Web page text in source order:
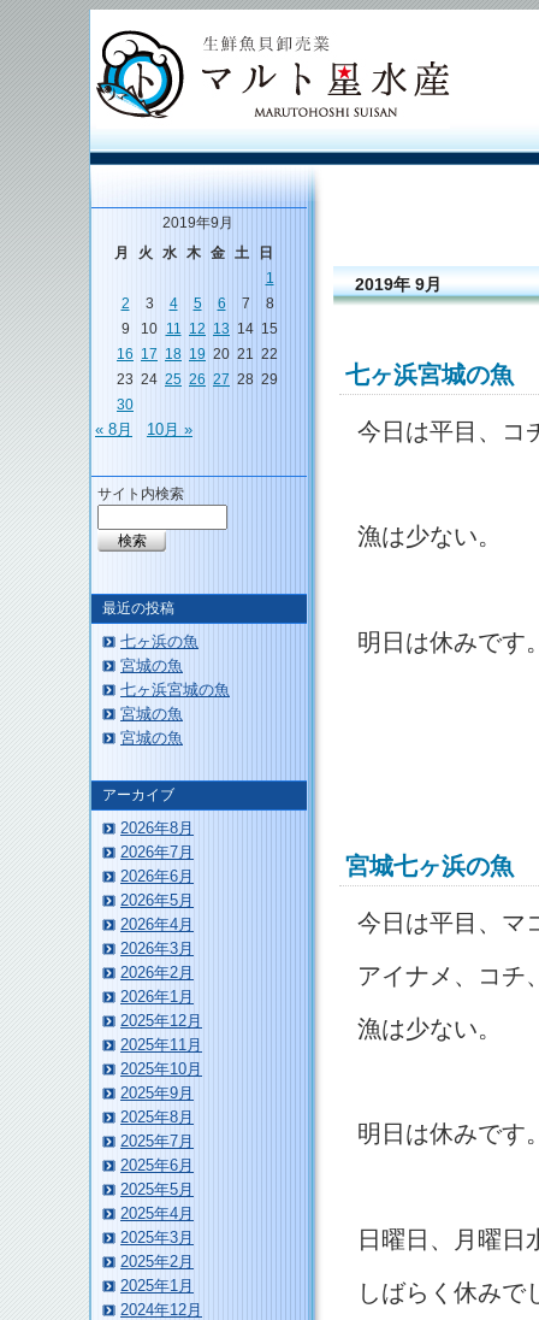
2019年 9月
七ヶ浜宮城の魚
今日は平目、コ
漁は少ない。
明日は休みです
宮城七ヶ浜の魚
今日は平目、マ
アイナメ、コチ
漁は少ない。
明日は休みです
日曜日、月曜日
しばらく休みで
2019年9月
月
火 水 木 金 土
日
1
2
3 4 5 6 7
8
9
10 11 12 13 14 15
16 17 18 19 20 21 22
23 24 25 26 27 28 29
30
« 8月 10月 »
サイト内検索
最近の投稿
七ヶ浜の魚
宮城の魚
七ヶ浜宮城の魚
宮城の魚
宮城の魚
アーカイブ
2026年8月
2026年7月
2026年6月
2026年5月
2026年4月
2026年3月
2026年2月
2026年1月
2025年12月
2025年11月
2025年10月
2025年9月
2025年8月
2025年7月
2025年6月
2025年5月
2025年4月
2025年3月
2025年2月
2025年1月
2024年12月